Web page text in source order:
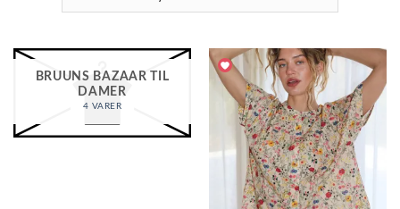
BRUUNS BAZAAR TIL
DAMER
4 VARER